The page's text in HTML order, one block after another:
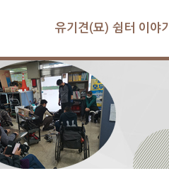
유기견(묘) 쉼터 이야기